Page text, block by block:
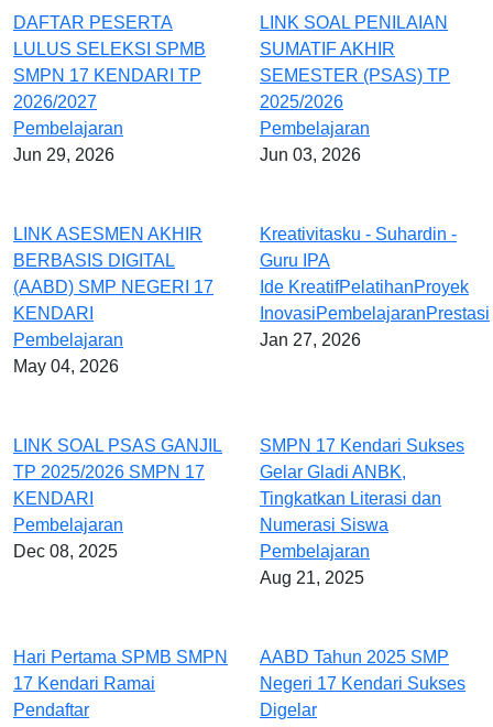
DAFTAR PESERTA
LULUS SELEKSI SPMB
SMPN 17 KENDARI TP
2026/2027
Pembelajaran
Jun 29, 2026
LINK SOAL PENILAIAN
SUMATIF AKHIR
SEMESTER (PSAS) TP
2025/2026
Pembelajaran
Jun 03, 2026
LINK ASESMEN AKHIR
BERBASIS DIGITAL
(AABD) SMP NEGERI 17
KENDARI
Pembelajaran
May 04, 2026
Kreativitasku - Suhardin -
Guru IPA
Ide KreatifPelatihanProyek
InovasiPembelajaranPrestasi
Jan 27, 2026
LINK SOAL PSAS GANJIL
TP 2025/2026 SMPN 17
KENDARI
Pembelajaran
Dec 08, 2025
SMPN 17 Kendari Sukses
Gelar Gladi ANBK,
Tingkatkan Literasi dan
Numerasi Siswa
Pembelajaran
Aug 21, 2025
Hari Pertama SPMB SMPN
17 Kendari Ramai
Pendaftar
AABD Tahun 2025 SMP
Negeri 17 Kendari Sukses
Digelar